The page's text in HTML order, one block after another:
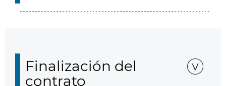
Finalización del
contrato